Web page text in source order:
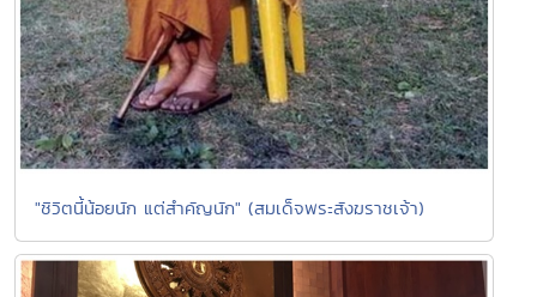
"ชิวิตนี้น้อยนัก แต่สำคัญนัก" (สมเด็จพระสังฆราชเจ้า)